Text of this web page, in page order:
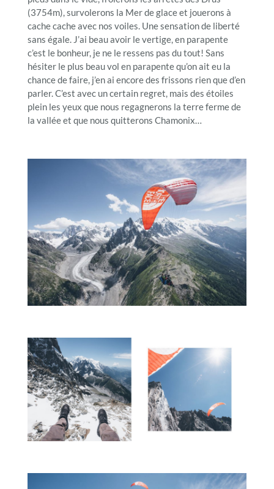
(3754m), survolerons la Mer de glace et jouerons à
cache cache avec nos voiles. Une sensation de liberté
sans égale. J’ai beau avoir le vertige, en parapente
c’est le bonheur, je ne le ressens pas du tout! Sans
hésiter le plus beau vol en parapente qu’on ait eu la
chance de faire, j’en ai encore des frissons rien que d’en
parler. C’est avec un certain regret, mais des étoiles
plein les yeux que nous regagnerons la terre ferme de
la vallée et que nous quitterons Chamonix…